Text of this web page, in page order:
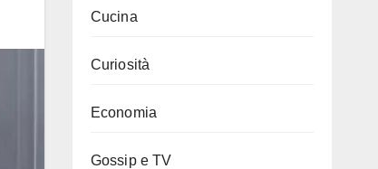
Cucina
Curiosità
Economia
Gossip e TV